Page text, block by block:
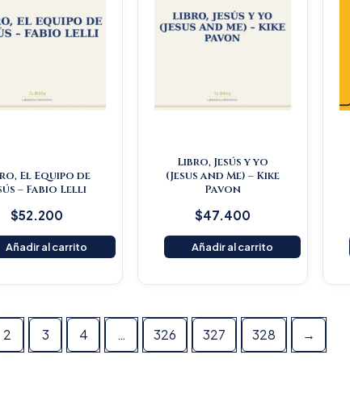
El Equipo de
– Fabio Lelli
$52.200
Añadir al carrito
Libro, Jesús y yo
(Jesus and Me) – Kike
Pavon
$47.400
Añadir al carrito
2 3 4 … 326 327 328 →